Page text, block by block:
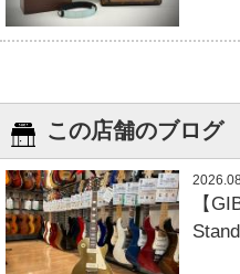
この店舗のブログ
【